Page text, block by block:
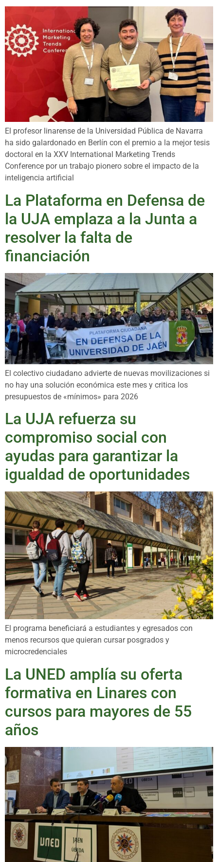
El profesor linarense de la Universidad Pública de Navarra
ha sido galardonado en Berlín con el premio a la mejor tesis
doctoral en la XXV International Marketing Trends
Conference por un trabajo pionero sobre el impacto de la
inteligencia artificial
La Plataforma en Defensa de
la UJA emplaza a la Junta a
resolver la falta de
financiación
El colectivo ciudadano advierte de nuevas movilizaciones si
no hay una solución económica este mes y critica los
presupuestos de «mínimos» para 2026
La UJA refuerza su
compromiso social con
ayudas para garantizar la
igualdad de oportunidades
El programa beneficiará a estudiantes y egresados con
menos recursos que quieran cursar posgrados y
microcredenciales
La UNED amplía su oferta
formativa en Linares con
cursos para mayores de 55
años